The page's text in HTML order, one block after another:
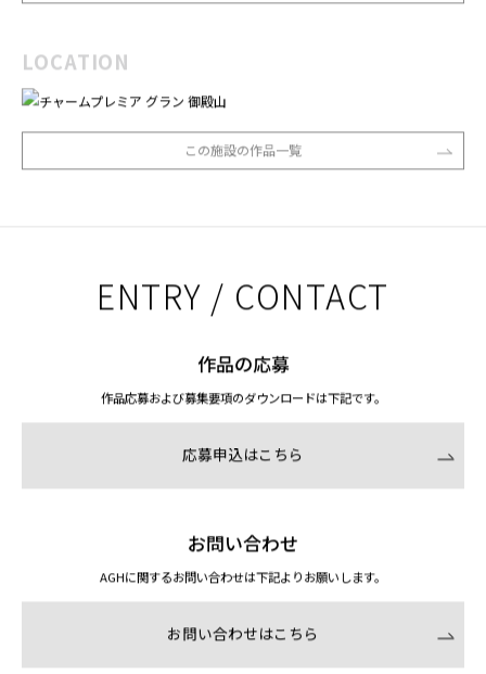
LOCATION
この施設の作品一覧
ENTRY / CONTACT
作品の応募
作品応募および募集要項のダウンロードは下記です。
応募申込はこちら
お問い合わせ
AGHに関するお問い合わせは下記よりお願いします。
お問い合わせはこちら